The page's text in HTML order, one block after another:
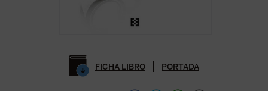
FICHA LIBRO PORTADA